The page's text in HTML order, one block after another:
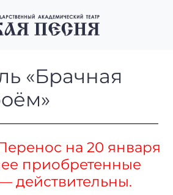
«Брачная ночь
«Брачная
на 20 января
приобретенные
действительны.